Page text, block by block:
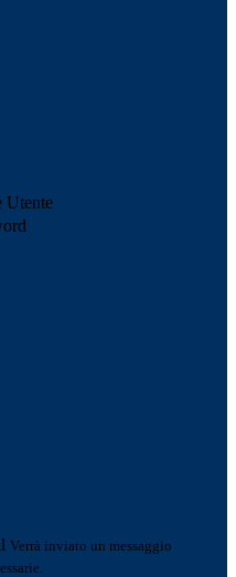
Utente
Verrà inviato un messaggio